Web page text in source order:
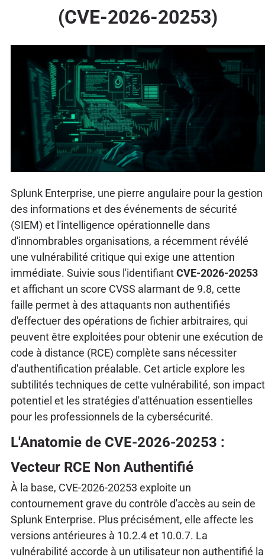
(CVE-2026-20253)
Splunk Enterprise, une pierre angulaire pour la gestion
des informations et des événements de sécurité
(SIEM) et l'intelligence opérationnelle dans
d'innombrables organisations, a récemment révélé
une vulnérabilité critique qui exige une attention
immédiate. Suivie sous l'identifiantCVE-2026-20253
et affichant un score CVSS alarmant de 9.8, cette
faille permet à des attaquants non authentifiés
d'effectuer des opérations de fichier arbitraires, qui
peuvent être exploitées pour obtenir une exécution de
code à distance (RCE) complète sans nécessiter
d'authentification préalable. Cet article explore les
subtilités techniques de cette vulnérabilité, son impact
potentiel et les stratégies d'atténuation essentielles
pour les professionnels de la cybersécurité.
L'Anatomie de CVE-2026-20253 :
Vecteur RCE Non Authentifié
À la base, CVE-2026-20253 exploite un
contournement grave du contrôle d'accès au sein de
Splunk Enterprise. Plus précisément, elle affecte les
versions antérieures à 10.2.4 et 10.0.7. La
vulnérabilité accorde à un utilisateur non authentifié la